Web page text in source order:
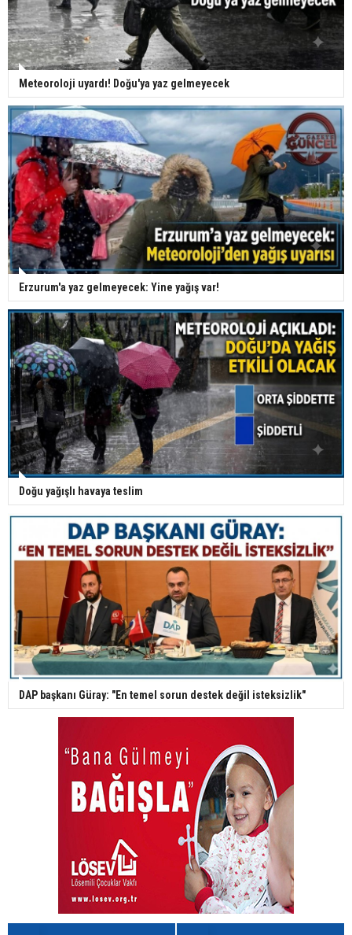
Meteoroloji uyardı! Doğu'ya yaz gelmeyecek
Erzurum'a yaz gelmeyecek: Yine yağış var!
Doğu yağışlı havaya teslim
DAP başkanı Güray: "En temel sorun destek değil isteksizlik"